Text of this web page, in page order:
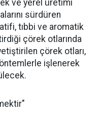
ve yerel üretimi
sürdüren
tıbbi ve aromatik
çörek otlarında
çörek otları,
işlenerek